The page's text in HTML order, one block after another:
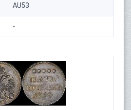
AU53
-